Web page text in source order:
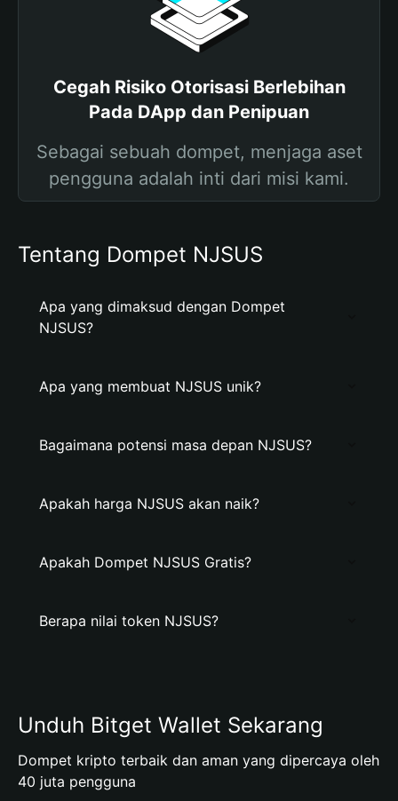
Cegah Risiko Otorisasi Berlebihan
Pada DApp dan Penipuan
Sebagai sebuah dompet, menjaga aset
pengguna adalah inti dari misi kami.
Tentang Dompet NJSUS
Apa yang dimaksud dengan Dompet
NJSUS?
Apa yang membuat NJSUS unik?
Bagaimana potensi masa depan NJSUS?
Apakah harga NJSUS akan naik?
Apakah Dompet NJSUS Gratis?
Berapa nilai token NJSUS?
Unduh Bitget Wallet Sekarang
Dompet kripto terbaik dan aman yang dipercaya oleh
40 juta pengguna